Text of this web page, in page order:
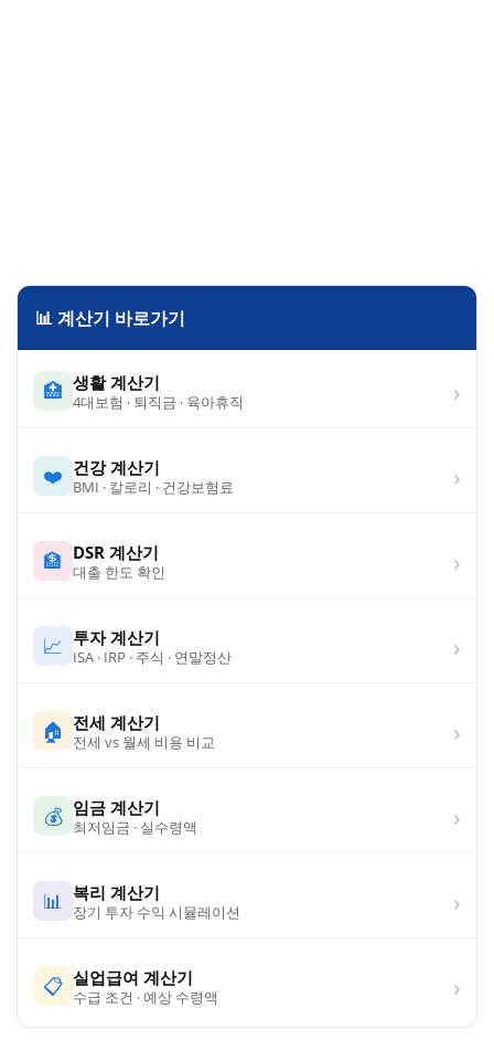
📊 계산기 바로가기
🏥 생활 계산기
4대보험 · 퇴직금 · 육아휴직 ›
❤️ 건강 계산기
BMI · 칼로리 · 건강보험료 ›
🏦 DSR 계산기
대출 한도 확인 ›
📈 투자 계산기
ISA · IRP · 주식 · 연말정산 ›
🏠 전세 계산기
전세 vs 월세 비용 비교 ›
💰 임금 계산기
최저임금 · 실수령액 ›
📊 복리 계산기
장기 투자 수익 시뮬레이션 ›
📋 실업급여 계산기
수급 조건 · 예상 수령액 ›